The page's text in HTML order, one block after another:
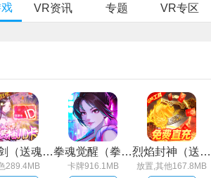
VR资讯 专题 VR专区
仙缘剑（送魂环无限刷充）
289.4MB
拳魂觉醒（拳皇正版授权）
卡牌916.1MB
烈焰封神（送黑龙刷充）
放置,其他167.8MB